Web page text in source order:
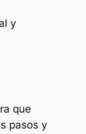
y
que
pasos y